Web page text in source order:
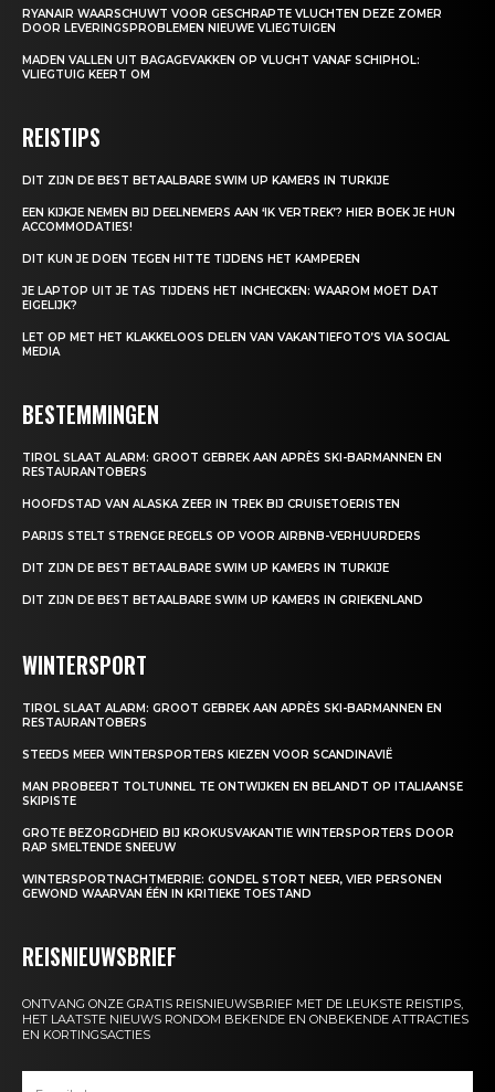
RYANAIR WAARSCHUWT VOOR GESCHRAPTE VLUCHTEN DEZE ZOMER
DOOR LEVERINGSPROBLEMEN NIEUWE VLIEGTUIGEN
MADEN VALLEN UIT BAGAGEVAKKEN OP VLUCHT VANAF SCHIPHOL:
VLIEGTUIG KEERT OM
REISTIPS
DIT ZIJN DE BEST BETAALBARE SWIM UP KAMERS IN TURKIJE
EEN KIJKJE NEMEN BIJ DEELNEMERS AAN ‘IK VERTREK’? HIER BOEK JE HUN
ACCOMMODATIES!
DIT KUN JE DOEN TEGEN HITTE TIJDENS HET KAMPEREN
JE LAPTOP UIT JE TAS TIJDENS HET INCHECKEN: WAAROM MOET DAT
EIGELIJK?
LET OP MET HET KLAKKELOOS DELEN VAN VAKANTIEFOTO’S VIA SOCIAL
MEDIA
BESTEMMINGEN
TIROL SLAAT ALARM: GROOT GEBREK AAN APRÈS SKI-BARMANNEN EN
RESTAURANTOBERS
HOOFDSTAD VAN ALASKA ZEER IN TREK BIJ CRUISETOERISTEN
PARIJS STELT STRENGE REGELS OP VOOR AIRBNB-VERHUURDERS
DIT ZIJN DE BEST BETAALBARE SWIM UP KAMERS IN TURKIJE
DIT ZIJN DE BEST BETAALBARE SWIM UP KAMERS IN GRIEKENLAND
WINTERSPORT
TIROL SLAAT ALARM: GROOT GEBREK AAN APRÈS SKI-BARMANNEN EN
RESTAURANTOBERS
STEEDS MEER WINTERSPORTERS KIEZEN VOOR SCANDINAVIË
MAN PROBEERT TOLTUNNEL TE ONTWIJKEN EN BELANDT OP ITALIAANSE
SKIPISTE
GROTE BEZORGDHEID BIJ KROKUSVAKANTIE WINTERSPORTERS DOOR
RAP SMELTENDE SNEEUW
WINTERSPORTNACHTMERRIE: GONDEL STORT NEER, VIER PERSONEN
GEWOND WAARVAN ÉÉN IN KRITIEKE TOESTAND
REISNIEUWSBRIEF
ONTVANG ONZE GRATIS REISNIEUWSBRIEF MET DE LEUKSTE REISTIPS,
HET LAATSTE NIEUWS RONDOM BEKENDE EN ONBEKENDE ATTRACTIES
EN KORTINGSACTIES